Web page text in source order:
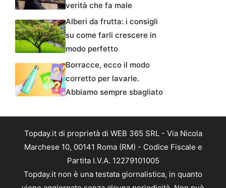
verità che fa male
Alberi da frutta: i consigli
su come farli crescere in
modo perfetto
Borracce, ecco il modo
corretto per lavarle.
Abbiamo sempre sbagliato
Topday.it di proprietà di WEB 365 SRL - Via Nicola
Marchese 10, 00141 Roma (RM) - Codice Fiscale e
Partita I.V.A. 12279101005
Topday.it non è una testata giornalistica, in quanto